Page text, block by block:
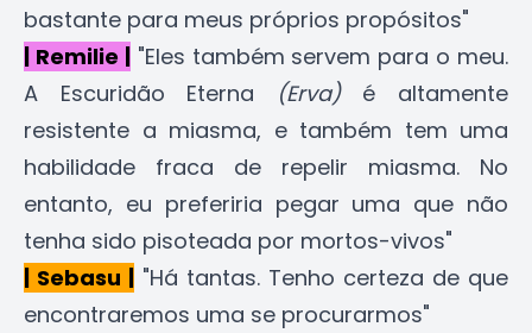
bastante para meus próprios propósitos"
| Remilie |"Eles também servem para o meu.
A Escuridão Eterna
(Erva)é altamente
resistente a miasma, e também tem uma
habilidade fraca de repelir miasma. No
entanto, eu preferiria pegar uma que não
tenha sido pisoteada por mortos-vivos"
| Sebasu | "Há tantas. Tenho certeza de que
encontraremos uma se procurarmos"